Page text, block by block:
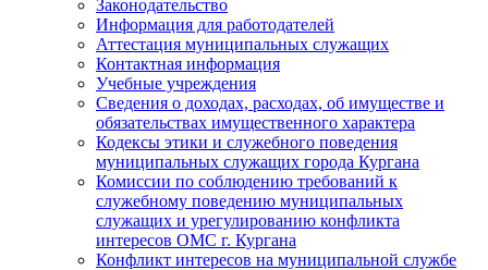
Законодательство
Информация для работодателей
Аттестация муниципальных служащих
Контактная информация
Учебные учреждения
Сведения о доходах, расходах, об имуществе и
обязательствах имущественного характера
Кодексы этики и служебного поведения
муниципальных служащих города Кургана
Комиссии по соблюдению требований к
служебному поведению муниципальных
служащих и урегулированию конфликта
интересов ОМС г. Кургана
Конфликт интересов на муниципальной службе